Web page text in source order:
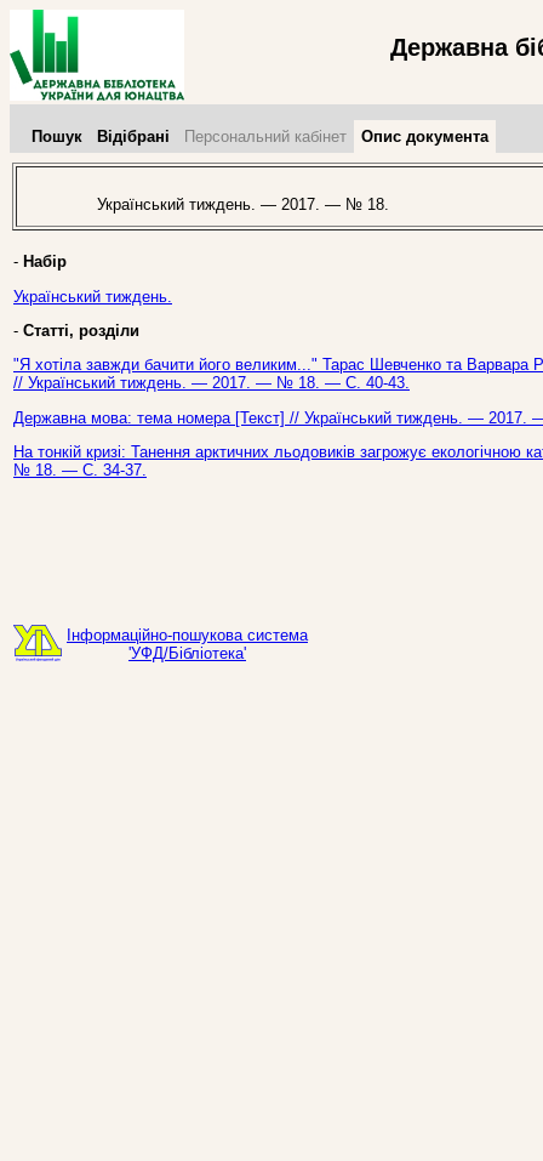
Державна
Пошук Відібрані Персональний кабінет Опис документа
Український тиждень. — 2017. — № 18.
- Набір
Український тиждень.
- Статті, розділи
"Я хотіла завжди бачити його великим..." Тарас Шевченко та Варвара
// Український тиждень. — 2017. — № 18. — С. 40-43.
Державна мова: тема номера [Текст] // Український тиждень. —
На тонкій кризі: Танення арктичних льодовиків загрожує
№ 18. — С. 34-37.
Інформаційно-пошукова система
'УФД/Бібліотека'